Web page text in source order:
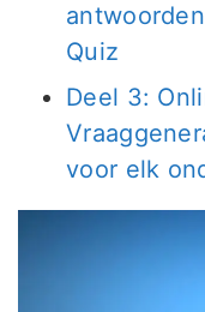
Quiz
Deel 3:
voor elk